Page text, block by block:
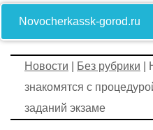
Novocherkassk-gorod.ru
Новости Без рубрики |
знакомятся с
заданий экзаме